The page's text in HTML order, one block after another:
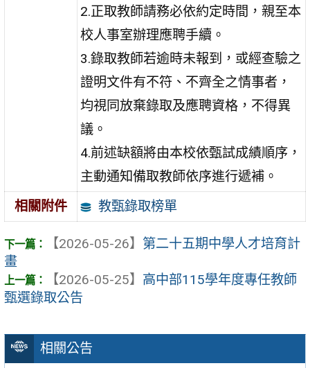
相關公告
2.正取教師請務必依約定時間，親至本
校人事室辦理應聘手續。
3.錄取教師若逾時未報到，或經查驗之
證明文件有不符、不齊全之情事者，
均視同放棄錄取及應聘資格，不得異
議。
4.前述缺額將由本校依甄試成績順序，
主動通知備取教師依序進行遞補。
相關附件
教甄錄取榜單
【2026-05-26】 第二十五期中學人才培育計
畫
【2026-05-25】 高中部115學年度專任教師
甄選錄取公告